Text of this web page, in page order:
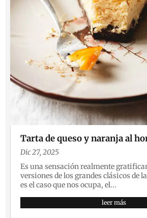
Tarta de queso y naranja al
Dic 27, 2025
Es una sensación realmente
versiones de los grandes clásicos de
es el caso que nos ocupa, el...
leer más